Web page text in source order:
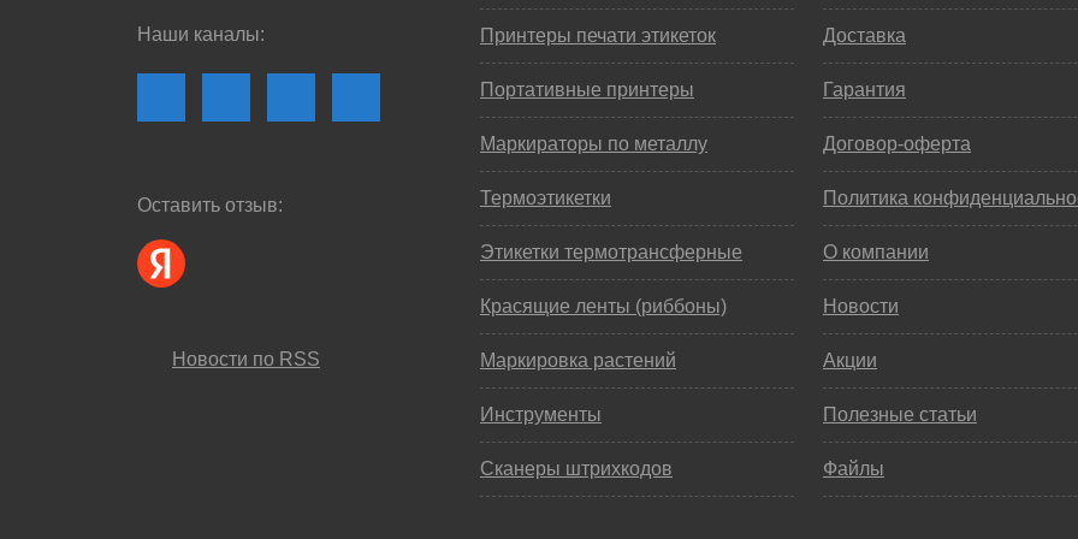
Наши каналы:
Оставить отзыв:
Новости по RSS
Принтеры печати этикеток
Портативные принтеры
Маркираторы по металлу
Термоэтикетки
Этикетки термотрансферные
Красящие ленты (риббоны)
Маркировка растений
Инструменты
Сканеры штрихкодов
Доставка
Гарантия
Договор-оферта
Политика
О компании
Новости
Акции
Полезные статьи
Файлы